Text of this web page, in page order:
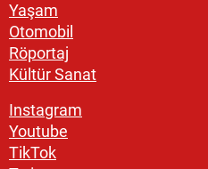
Yaşam
Otomobil
Röportaj
Kültür Sanat
Instagram
Youtube
TikTok